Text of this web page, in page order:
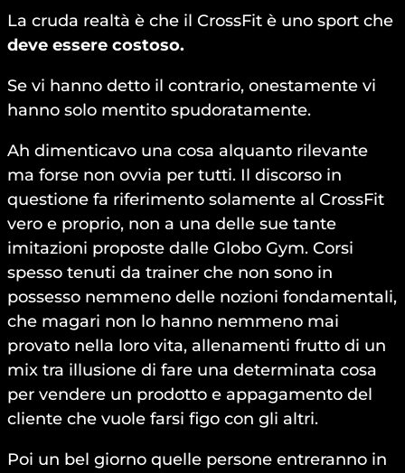
La cruda realtà è che il CrossFit è uno sport che
deve essere costoso.
Se vi hanno detto il contrario, onestamente vi
hanno solo mentito spudoratamente.
Ah dimenticavo una cosa alquanto rilevante
ma forse non ovvia per tutti. Il discorso in
questione fa riferimento solamente al CrossFit
vero e proprio, non a una delle sue tante
imitazioni proposte dalle Globo Gym. Corsi
spesso tenuti da trainer che non sono in
possesso nemmeno delle nozioni fondamentali,
che magari non lo hanno nemmeno mai
provato nella loro vita, allenamenti frutto di un
mix tra illusione di fare una determinata cosa
per vendere un prodotto e appagamento del
cliente che vuole farsi figo con gli altri.
Poi un bel giorno quelle persone entreranno in